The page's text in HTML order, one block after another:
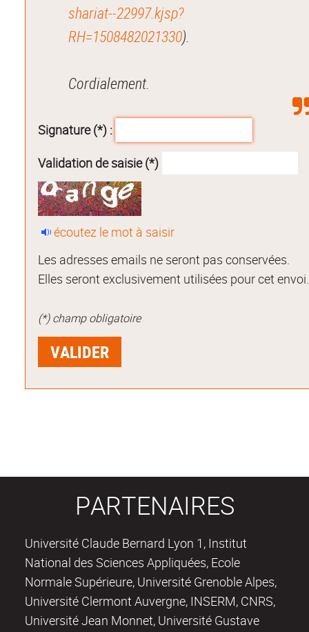
shariat--22997.kjsp?
RH=1508482021330).
Cordialement.
Signature (*) :
Validation de saisie (*)
écoutez le mot à saisir
Les adresses emails ne seront pas conservées.
Elles seront exclusivement utilisées pour cet envoi.
(*) champ obligatoire
PARTENAIRES
Université Claude Bernard Lyon 1, Institut
National des Sciences Appliquées, Ecole
Normale Supérieure, Université Grenoble Alpes,
Université Clermont Auvergne, INSERM, CNRS,
Université Jean Monnet, Université Gustave